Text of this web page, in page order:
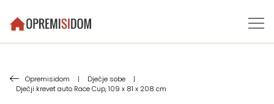
Opremisidom | Dječje sobe
|
Dječji krevet auto Race Cup, 109 x 81 x 208 cm